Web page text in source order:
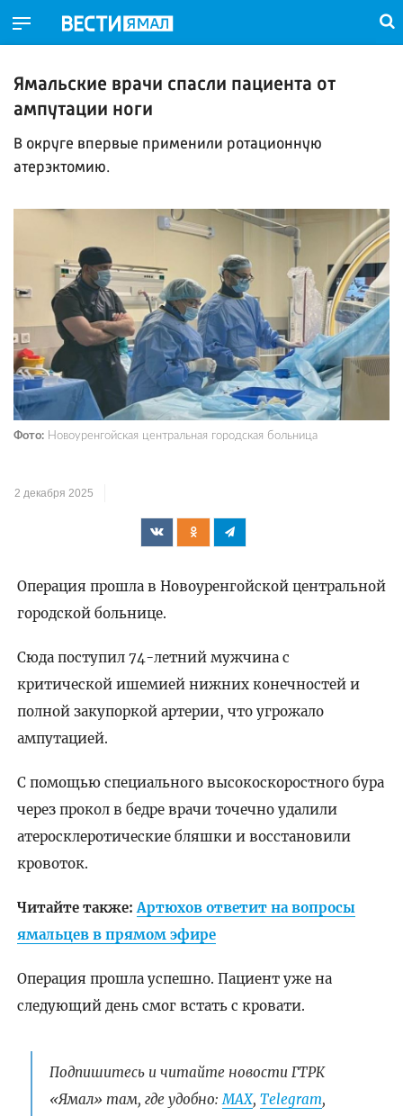
Ямальские врачи спасли пациента от
ампутации ноги
В округе впервые применили ротационную
атерэктомию.
Фото: Новоуренгойская центральная городская больница
2 декабря 2025
Операция прошла в Новоуренгойской центральной
городской больнице.
Сюда поступил 74-летний мужчина с
критической ишемией нижних конечностей и
полной закупоркой артерии, что угрожало
ампутацией.
С помощью специального высокоскоростного бура
через прокол в бедре врачи точечно удалили
атеросклеротические бляшки и восстановили
кровоток.
Читайте также: Артюхов ответит на вопросы
ямальцев в прямом эфире
Операция прошла успешно. Пациент уже на
следующий день смог встать с кровати.
Подпишитесь и читайте новости ГТРК
«Ямал» там, где удобно:МАХ, Telegram,